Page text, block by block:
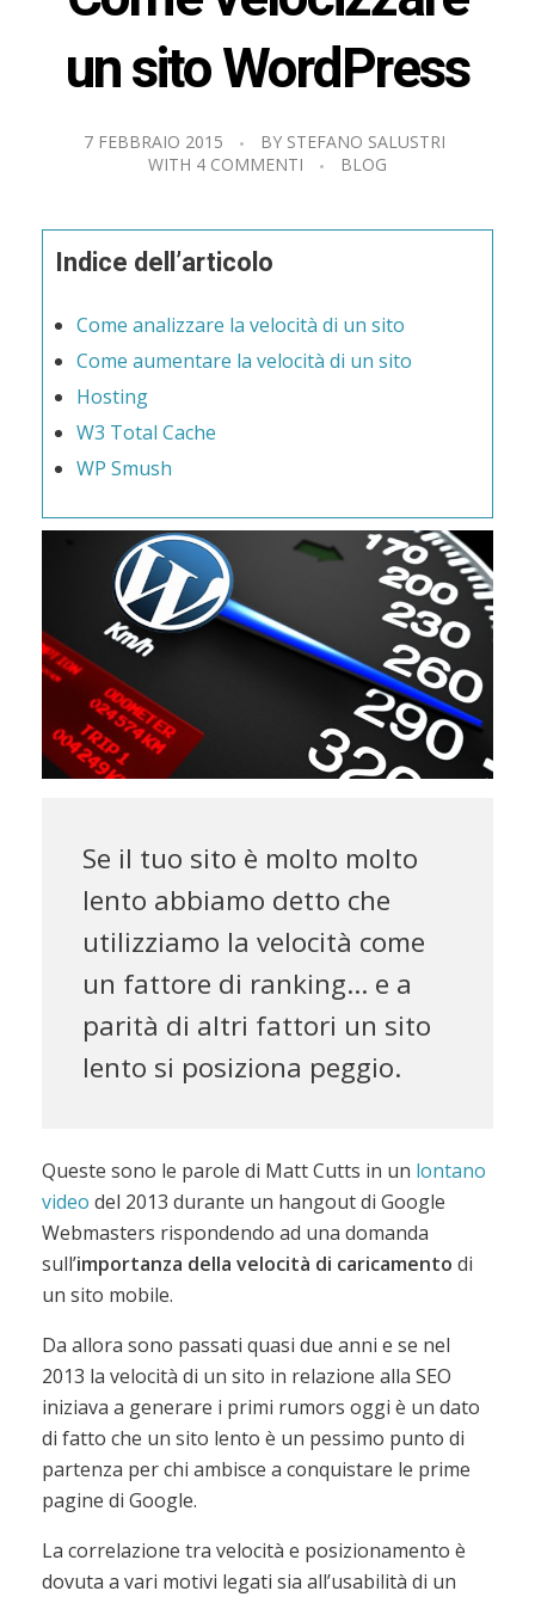
un sito WordPress
7 FEBBRAIO 2015 BY STEFANO SALUSTRI
WITH 4 COMMENTI BLOG
Indice dell’articolo
Come analizzare la velocità di un sito
Come aumentare la velocità di un sito
Hosting
W3 Total Cache
WP Smush
Se il tuo sito è molto molto
lento abbiamo detto che
utilizziamo la velocità come
un fattore di ranking… e a
parità di altri fattori un sito
lento si posiziona peggio.
Queste sono le parole di Matt Cutts in un lontano
video del 2013 durante un hangout di Google
Webmasters rispondendo ad una domanda
sull’importanza della velocità di caricamento di
un sito mobile.
Da allora sono passati quasi due anni e se nel
2013 la velocità di un sito in relazione alla SEO
iniziava a generare i primi rumors oggi è un dato
di fatto che un sito lento è un pessimo punto di
partenza per chi ambisce a conquistare le prime
pagine di Google.
La correlazione tra velocità e posizionamento è
dovuta a vari motivi legati sia all’usabilità di un